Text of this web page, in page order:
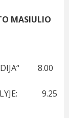
MASIULIO
8.00
9.25